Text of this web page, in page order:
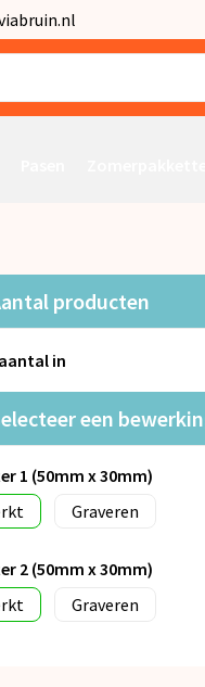
producten
in
een
1 (50mm x 30mm)
Graveren
2 (50mm x 30mm)
Graveren